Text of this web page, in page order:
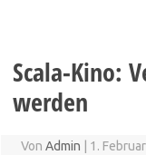
Scala-Kino:
werden
Von Admin 1.